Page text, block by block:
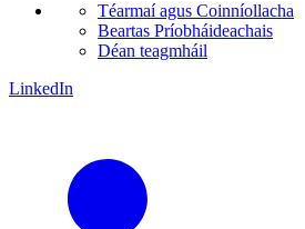
Téarmaí agus Coinníollacha
Beartas Príobháideachais
Déan teagmháil
LinkedIn